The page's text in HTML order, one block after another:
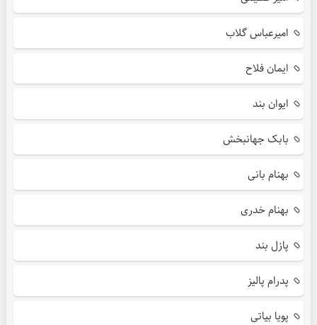
امیرعباس گلاب
ایمان فلاح
ایوان بند
بابک جهانبخش
بهنام بانی
بهنام خدری
پازل بند
پدرام پالیز
پویا بیاتی